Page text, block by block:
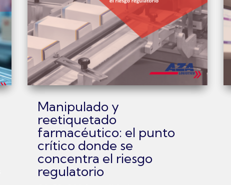
Manipulado y
reetiquetado
farmacéutico: el punto
crítico donde se
concentra el riesgo
regulatorio